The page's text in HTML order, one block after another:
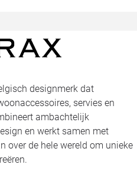
designmerk dat
servies en
ambachtelijk
en werkt samen met
over de hele wereld om unieke